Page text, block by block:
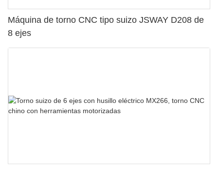
Máquina de torno CNC tipo suizo JSWAY D208 de
8 ejes